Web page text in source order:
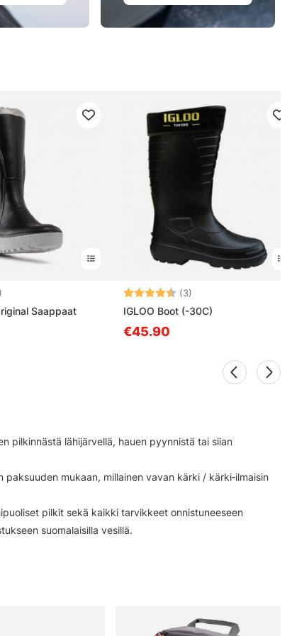
Saappaat
Arvio: (3)
IGLOO Boot (-30C)
€45.90
pilkinnästä lähijärvellä, hauen pyynnistä tai siian
mukaan, millainen vavan kärki / kärki‑ilmaisin
pilkit sekä kaikki tarvikkeet onnistuneeseen
suomalaisilla vesillä.